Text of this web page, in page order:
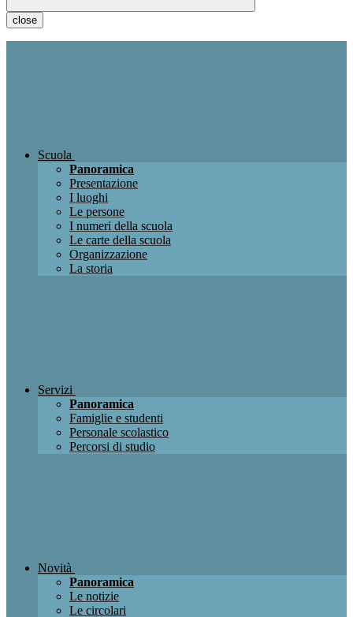
close
Scuola
Panoramica
Presentazione
I luoghi
Le persone
I numeri della scuola
Le carte della scuola
Organizzazione
La storia
Servizi
Panoramica
Famiglie e studenti
Personale scolastico
Percorsi di studio
Novità
Panoramica
Le notizie
Le circolari